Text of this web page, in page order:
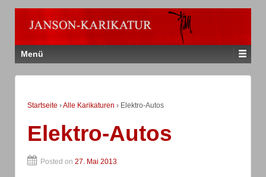
Menü
Startseite ›Alle Karikaturen › Elektro-Autos
Elektro-Autos
Posted on 27. Mai 2013